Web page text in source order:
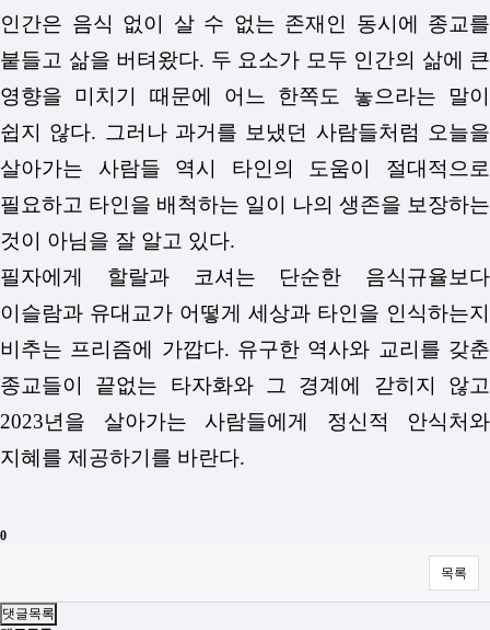
인간은 음식 없이 살 수 없는 존재인 동시에 종교를
붙들고 삶을 버텨왔다. 두 요소가 모두 인간의 삶에 큰
영향을 미치기 때문에 어느 한쪽도 놓으라는 말이
쉽지 않다. 그러나 과거를 보냈던 사람들처럼 오늘을
살아가는 사람들 역시 타인의 도움이 절대적으로
필요하고 타인을 배척하는 일이 나의 생존을 보장하는
것이 아님을 잘 알고 있다.
필자에게 할랄과 코셔는 단순한 음식규율보다
이슬람과 유대교가 어떻게 세상과 타인을 인식하는지
비추는 프리즘에 가깝다. 유구한 역사와 교리를 갖춘
종교들이 끝없는 타자화와 그 경계에 갇히지 않고
2023년을 살아가는 사람들에게 정신적 안식처와
지혜를 제공하기를 바란다.
0
목록
댓글목록